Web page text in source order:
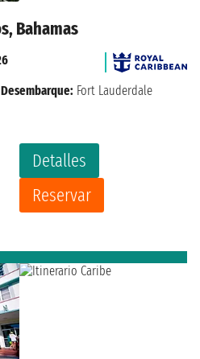
Bahamas
Detalles
Reservar
Desembarque: Fort Lauderdale